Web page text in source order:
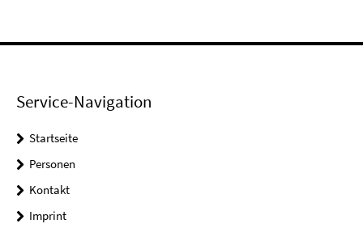
Service-Navigation
Startseite
Personen
Kontakt
Imprint